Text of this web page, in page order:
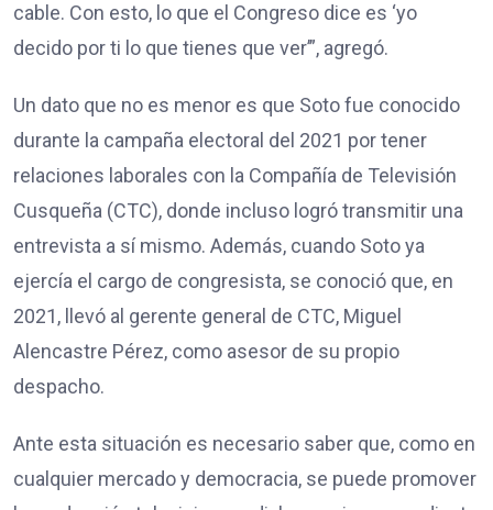
cable. Con esto, lo que el Congreso dice es ‘yo
decido por ti lo que tienes que ver’”, agregó.
Un dato que no es menor es que Soto fue conocido
durante la campaña electoral del 2021 por tener
relaciones laborales con la Compañía de Televisión
Cusqueña (CTC), donde incluso logró transmitir una
entrevista a sí mismo. Además, cuando Soto ya
ejercía el cargo de congresista, se conoció que, en
2021, llevó al gerente general de CTC, Miguel
Alencastre Pérez, como asesor de su propio
despacho.
Ante esta situación es necesario saber que, como en
cualquier mercado y democracia, se puede promover